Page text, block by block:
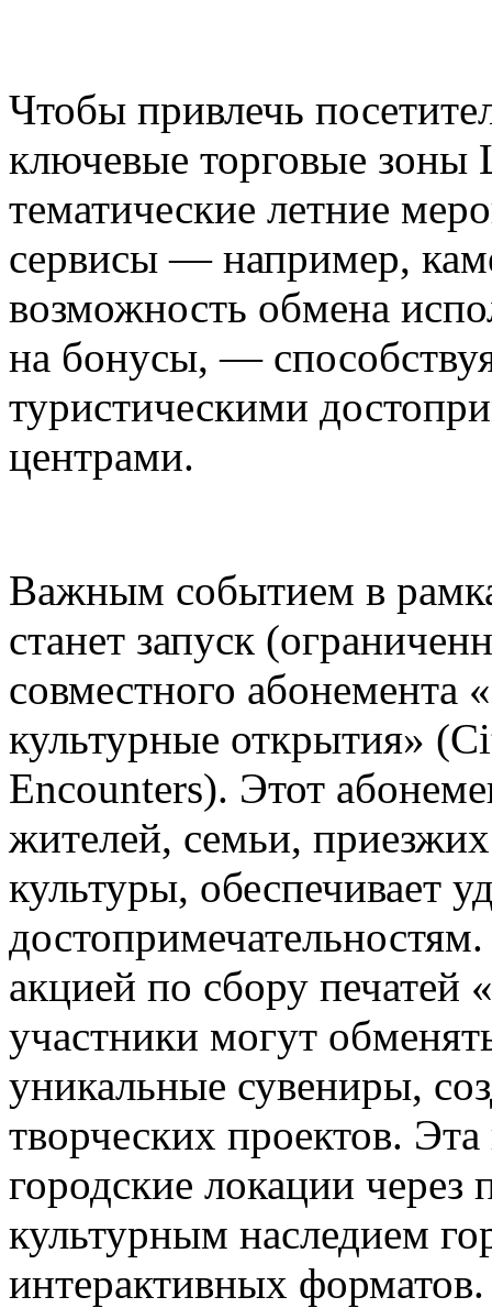
Чтобы привлечь
ключевые торговые зоны
тематические летние
сервисы — например,
возможность обмена
на бонусы, —
туристическими
центрами.
Важным событием в
станет запуск
совместного абонемента
культурные открытия»
Encounters). Этот
жителей, семьи,
культуры, обеспечивает
акцией по сбору печатей
участники могут
уникальные сувениры,
творческих проектов.
городские локации через
культурным наследием
интерактивных форматов.